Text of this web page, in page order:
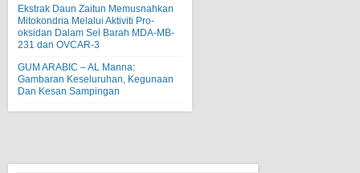
Ekstrak Daun Zaitun Memusnahkan
Mitokondria Melalui Aktiviti Pro-
oksidan Dalam Sel Barah MDA-MB-
231 dan OVCAR-3
GUM ARABIC – AL Manna:
Gambaran Keseluruhan, Kegunaan
Dan Kesan Sampingan